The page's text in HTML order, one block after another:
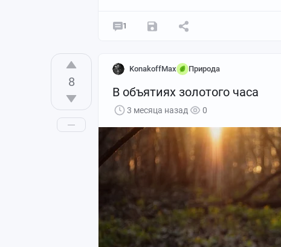
1
8
KonakoffMax Природа
В объятиях золотого часа
3 месяца назад 0